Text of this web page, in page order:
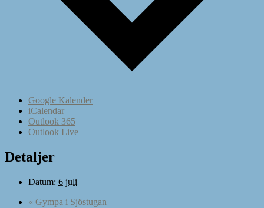
Google Kalender
iCalendar
Outlook 365
Outlook Live
Detaljer
Datum: 6 juli
« Gympa i Sjöstugan